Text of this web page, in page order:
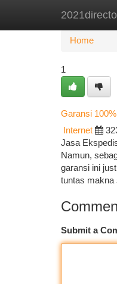
Home
Home
1
Garansi
Internet
Jasa
Namun,
garansi ini
tuntas makna
Submit a